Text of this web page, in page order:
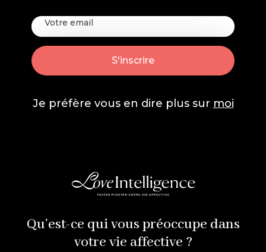
Je préfère vous en dire plus sur moi
Qu’est-ce qui vous préoccupe dans
votre vie affective ?